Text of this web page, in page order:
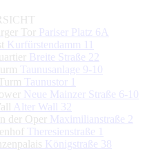
Tor
Pariser Platz 6A
Kurfürstendamm 11
Breite Straße 22
Taunusanlage 9-10
Taunustor 1
Neue Mainzer Straße 6-10
Alter Wall 32
der Oper
Maximilianstraße 2
Theresienstraße 1
Königstraße 38